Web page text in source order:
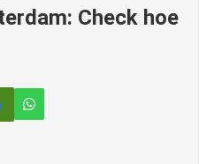
Check hoe